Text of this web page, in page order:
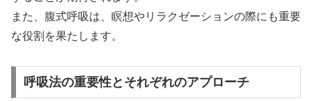
また、腹式呼吸は、瞑想やリラクゼーションの際にも重要
な役割を果たします。
呼吸法の重要性とそれぞれのアプローチ